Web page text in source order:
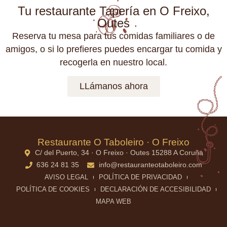
Tu restaurante Tapería en O Freixo,
Outes
Reserva tu mesa para tus comidas familiares o de
amigos, o si lo prefieres puedes encargar tu comida y
recogerla en nuestro local.
LLámanos ahora
Restaurante O Taboleiro · O Freixo
C/ del Puerto, 34 · O Freixo · Outes 15288 A Coruña
636 24 81 35
info@restauranteotaboleiro.com
AVISO LEGAL
POLÍTICA DE PRIVACIDAD
POLÍTICA DE COOKIES
DECLARACIÓN DE ACCESIBILIDAD
MAPA WEB